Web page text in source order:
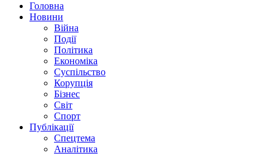
Головна
Новини
Війна
Події
Політика
Економіка
Суспільство
Корупція
Бізнес
Світ
Спорт
Публікації
Спецтема
Аналітика